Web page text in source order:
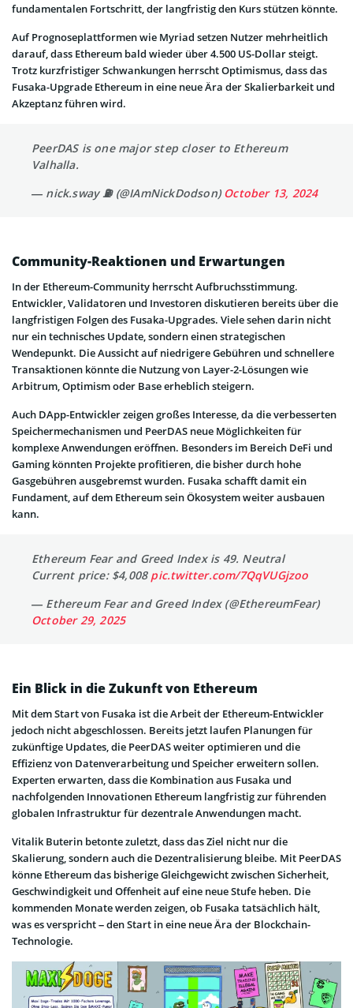
fundamentalen Fortschritt, der langfristig den Kurs stützen könnte.
Auf Prognoseplattformen wie Myriad setzen Nutzer mehrheitlich
darauf, dass Ethereum bald wieder über 4.500 US-Dollar steigt.
Trotz kurzfristiger Schwankungen herrscht Optimismus, dass das
Fusaka-Upgrade Ethereum in eine neue Ära der Skalierbarkeit und
Akzeptanz führen wird.
PeerDAS is one major step closer to Ethereum
Valhalla.
— nick.sway ⛽️ (@IAmNickDodson)October 13, 2024
Community-Reaktionen und Erwartungen
In der Ethereum-Community herrscht Aufbruchsstimmung.
Entwickler, Validatoren und Investoren diskutieren bereits über die
langfristigen Folgen des Fusaka-Upgrades. Viele sehen darin nicht
nur ein technisches Update, sondern einen strategischen
Wendepunkt. Die Aussicht auf niedrigere Gebühren und schnellere
Transaktionen könnte die Nutzung von Layer-2-Lösungen wie
Arbitrum, Optimism oder Base erheblich steigern.
Auch DApp-Entwickler zeigen großes Interesse, da die verbesserten
Speichermechanismen und PeerDAS neue Möglichkeiten für
komplexe Anwendungen eröffnen. Besonders im Bereich DeFi und
Gaming könnten Projekte profitieren, die bisher durch hohe
Gasgebühren ausgebremst wurden. Fusaka schafft damit ein
Fundament, auf dem Ethereum sein Ökosystem weiter ausbauen
kann.
Ethereum Fear and Greed Index is 49. Neutral
Current price: $4,008 pic.twitter.com/7QqVUGjzoo
— Ethereum Fear and Greed Index (@EthereumFear)
October 29, 2025
Ein Blick in die Zukunft von Ethereum
Mit dem Start von Fusaka ist die Arbeit der Ethereum-Entwickler
jedoch nicht abgeschlossen. Bereits jetzt laufen Planungen für
zukünftige Updates, die PeerDAS weiter optimieren und die
Effizienz von Datenverarbeitung und Speicher erweitern sollen.
Experten erwarten, dass die Kombination aus Fusaka und
nachfolgenden Innovationen Ethereum langfristig zur führenden
globalen Infrastruktur für dezentrale Anwendungen macht.
Vitalik Buterin betonte zuletzt, dass das Ziel nicht nur die
Skalierung, sondern auch die Dezentralisierung bleibe. Mit PeerDAS
könne Ethereum das bisherige Gleichgewicht zwischen Sicherheit,
Geschwindigkeit und Offenheit auf eine neue Stufe heben. Die
kommenden Monate werden zeigen, ob Fusaka tatsächlich hält,
was es verspricht – den Start in eine neue Ära der Blockchain-
Technologie.